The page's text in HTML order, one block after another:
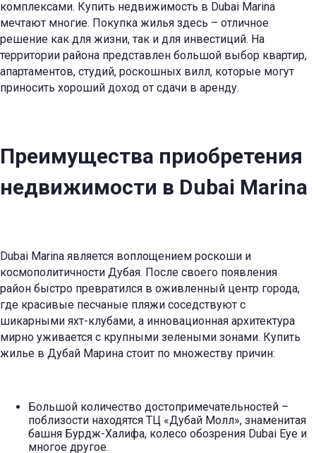
комплексами. Купить недвижимость в Dubai Marina
мечтают многие. Покупка жилья здесь – отличное
решение как для жизни, так и для инвестиций. На
территории района представлен большой выбор квартир,
апартаментов, студий, роскошных вилл, которые могут
приносить хороший доход от сдачи в аренду.
Преимущества приобретения
недвижимости в Dubai Marina
Dubai Marina является воплощением роскоши и
космополитичности Дубая. После своего появления
район быстро превратился в оживленный центр города,
где красивые песчаные пляжи соседствуют с
шикарными яхт-клубами, а инновационная архитектура
мирно уживается с крупными зелеными зонами. Купить
жилье в Дубай Марина стоит по множеству причин:
Большой количество достопримечательностей –
поблизости находятся ТЦ «Дубай Молл», знаменитая
башня Бурдж-Халифа, колесо обозрения Dubai Eye и
многое другое.